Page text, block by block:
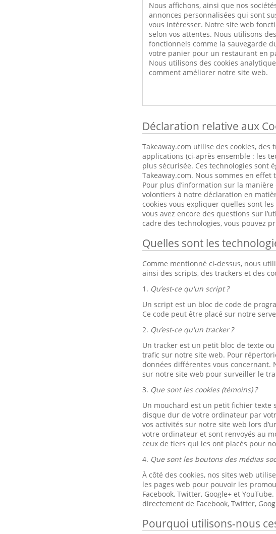
Nous affichons, ainsi que nos
annonces personnalisées qui sont
vous intéresser. Notre site web
selon vos attentes. Nous utilisons
fonctionnels comme la sauvegarde
votre panier pour un restaurant en
Nous utilisons des cookies
comment améliorer notre site web.
Déclaration relative aux
Takeaway.com utilise des cookies,
applications (ci-après ensemble : les
plus sécurisée. Ces technologies sont
Takeaway.com. Nous sommes en
Pour plus d’information sur la
volontiers à notre déclaration en
cookies vous expliquer quelles sont
vous avez encore des questions sur
cadre des technologies, vous pouvez
Quelles sont les
Comme mentionné ci-dessus, nous
ainsi des scripts, des trackers et des
1. Qu’est-ce qu'un script ?
Un script est un bloc de code de
Ce code peut être placé sur notre
2. Qu’est-ce qu'un tracker ?
Un tracker est un petit bloc de texte
trafic sur notre site web. Pour
données différentes vous concernant.
sur notre site web pour surveiller le
3. Que sont les cookies (témoins) ?
Un mouchard est un petit fichier texte
disque dur de votre ordinateur par
vos activités sur notre site web lors
votre ordinateur et sont renvoyés au
ceux de tiers qui les ont placés pour
4. Que sont les boutons des médias
À côté des cookies, nos sites web
les pages web pour pouvoir les
Facebook, Twitter, Google+ et
directement de Facebook, Twitter,
Pourquoi utilisons-nous